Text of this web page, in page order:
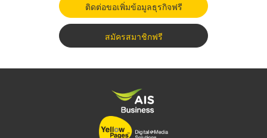
ติดต่อขอเพิ่มข้อมูลธุรกิจฟรี
สมัครสมาชิกฟรี